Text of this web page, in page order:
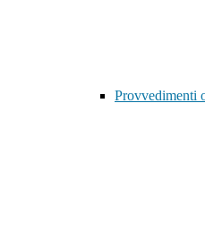
Provvedimenti